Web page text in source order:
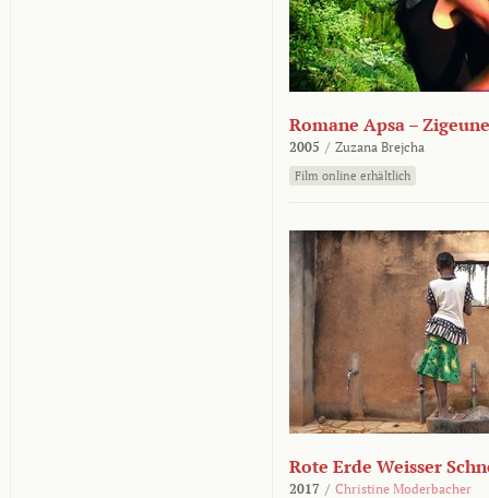
Romane Apsa –
2005 / Zuzana Brejcha
Film online erhältlich
Rote Erde Weisser
2017 / Christine Moderbacher